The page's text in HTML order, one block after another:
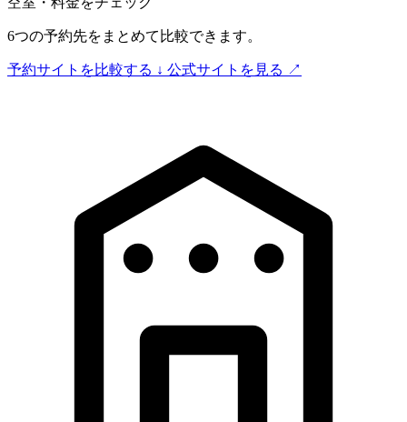
6つの予約先をまとめて比較できます。
予約サイトを比較する ↓ 公式サイトを見る ↗